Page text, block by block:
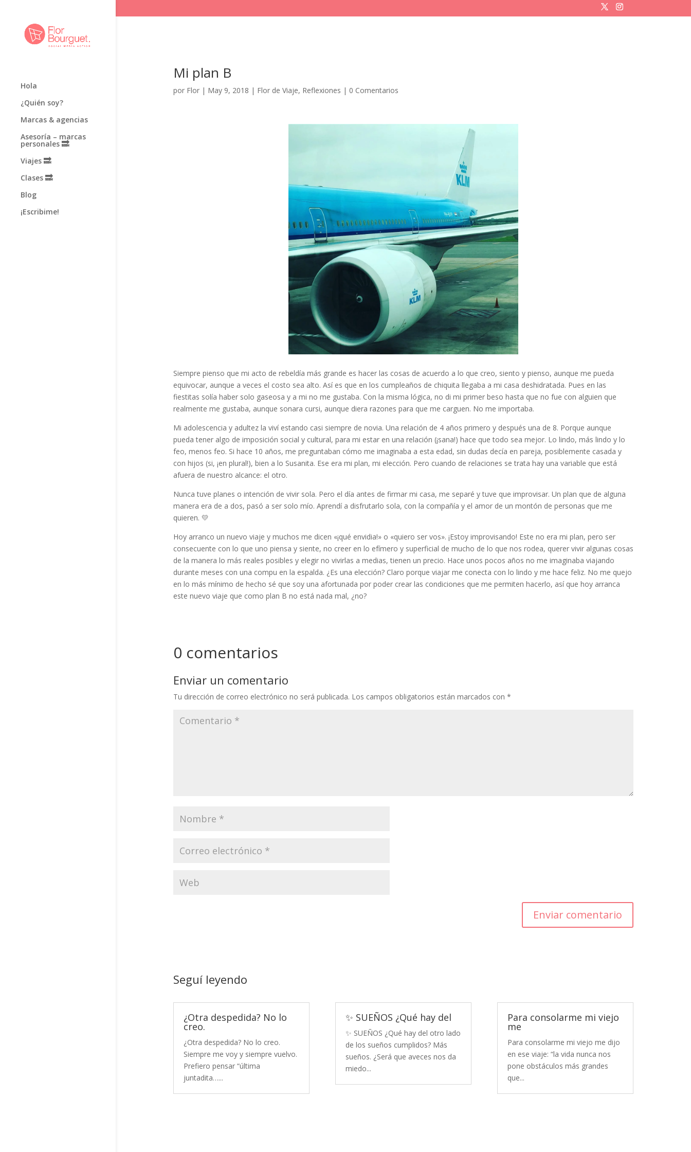
Hola
¿Quién soy?
Marcas & agencias
Asesoría – marcas
personales 🔜
Viajes 🔜
Clases 🔜
Blog
¡Escribime!
Mi plan B
por Flor| May 9, 2018 | Flor de Viaje, Reflexiones | 0 Comentarios
Siempre pienso que mi acto de rebeldía más grande es hacer las cosas de acuerdo a lo que creo, siento y pienso, aunque me pueda
equivocar, aunque a veces el costo sea alto. Así es que en los cumpleaños de chiquita llegaba a mi casa deshidratada. Pues en las
fiestitas solía haber solo gaseosa y a mi no me gustaba. Con la misma lógica, no di mi primer beso hasta que no fue con alguien que
realmente me gustaba, aunque sonara cursi, aunque diera razones para que me carguen. No me importaba.
Mi adolescencia y adultez la viví estando casi siempre de novia. Una relación de 4 años primero y después una de 8. Porque aunque
pueda tener algo de imposición social y cultural, para mi estar en una relación (¡sana!) hace que todo sea mejor. Lo lindo, más lindo y lo
feo, menos feo. Si hace 10 años, me preguntaban cómo me imaginaba a esta edad, sin dudas decía en pareja, posiblemente casada y
con hijos (si, ¡en plural!), bien a lo Susanita. Ese era mi plan, mi elección. Pero cuando de relaciones se trata hay una variable que está
afuera de nuestro alcance: el otro.
Nunca tuve planes o intención de vivir sola. Pero el día antes de firmar mi casa, me separé y tuve que improvisar. Un plan que de alguna
manera era de a dos, pasó a ser solo mío. Aprendí a disfrutarlo sola, con la compañía y el amor de un montón de personas que me
quieren. 💛
Hoy arranco un nuevo viaje y muchos me dicen «¡qué envidia!» o «quiero ser vos». ¡Estoy improvisando! Este no era mi plan, pero ser
consecuente con lo que uno piensa y siente, no creer en lo efímero y superficial de mucho de lo que nos rodea, querer vivir algunas cosas
de la manera lo más reales posibles y elegir no vivirlas a medias, tienen un precio. Hace unos pocos años no me imaginaba viajando
durante meses con una compu en la espalda. ¿Es una elección? Claro porque viajar me conecta con lo lindo y me hace feliz. No me quejo
en lo más mínimo de hecho sé que soy una afortunada por poder crear las condiciones que me permiten hacerlo, así que hoy arranca
este nuevo viaje que como plan B no está nada mal, ¿no?
0 comentarios
Enviar un comentario
Tu dirección de correo electrónico no será publicada. Los campos obligatorios están marcados con *
Enviar comentario
Seguí leyendo
¿Otra despedida? No lo
creo.
¿Otra despedida? No lo creo.
Siempre me voy y siempre vuelvo.
Prefiero pensar “última
juntadita…...
✨ SUEÑOS ¿Qué hay del
✨ SUEÑOS ¿Qué hay del otro lado
de los sueños cumplidos? Más
sueños. ¿Será que aveces nos da
miedo...
Para consolarme mi viejo
me
Para consolarme mi viejo me dijo
en ese viaje: “la vida nunca nos
pone obstáculos más grandes
que...